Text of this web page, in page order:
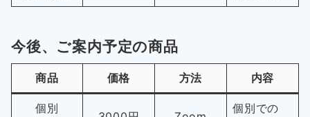
今後、ご案内予定の商品
商品 価格 方法 内容
個別 個別での